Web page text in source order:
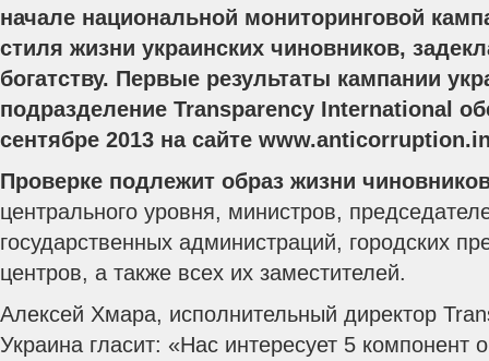
начале национальной мониторинговой
стиля жизни украинских чиновников,
богатству. Первые результаты кампании
подразделение Transparency International
сентябре 2013 на сайте
Проверке подлежит образ жизни
центрального уровня, министров,
государственных администраций, городских
центров, а также всех их заместителей.
Алексей Хмара, исполнительный директор
Украина гласит: «Нас интересует 5 компонент